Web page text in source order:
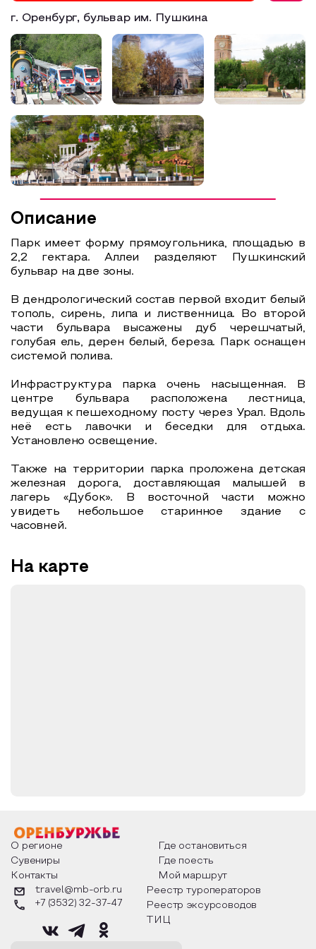
Образовательный туризм
Аттестованные экскурсоводы
Маршруты от экскурсоводов
Все маршруты
Доступная среда
г. Оренбург, бульвар им. Пушкина
Описание
Парк имеет форму прямоугольника, площадью в
2,2 гектара. Аллеи разделяют Пушкинский
бульвар на две зоны.
В дендрологический состав первой входит белый
тополь, сирень, липа и лиственница. Во второй
части бульвара высажены дуб черешчатый,
голубая ель, дерен белый, береза. Парк оснащен
системой полива.
Инфраструктура парка очень насыщенная. В
центре бульвара расположена лестница,
ведущая к пешеходному посту через Урал. Вдоль
неё есть лавочки и беседки для отдыха.
Установлено освещение.
Также на территории парка проложена детская
железная дорога, доставляющая малышей в
лагерь «Дубок». В восточной части можно
увидеть небольшое старинное здание с
часовней.
На карте
О регионе
Где остановиться
Сувениры
Где поесть
Контакты
Мой маршрут
travel@mb-orb.ru
+7 (3532) 32-37-47
Реестр туроператоров
Реестр эксурсоводов
ТИЦ